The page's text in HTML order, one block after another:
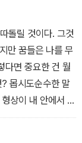
돌릴 것이다. 그것
만 꿈들은 나를 무
다면 중요한 건 뭘
몹시도순수한 말
상이 내 안에서 뒹
가 말해야 하는 것
것을 갖고 있으